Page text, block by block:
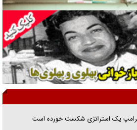
زیبایی
از شکسپیر تا دیکنز
جنگ رمضان/ خواهرم فرمانده جهادی و
است که در بیان بگنجد!
گزارش «جوان» از قوانین سخت‌گیرانه ۶ قاره در برابر یورش به پاسگاه‌های
ترامپ یک استراتژی شکست خورده است